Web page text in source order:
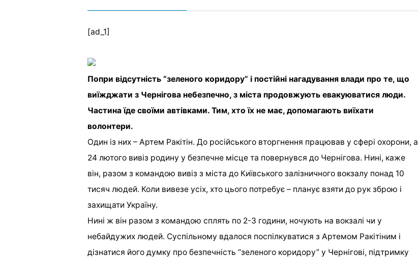
[ad_1]
Попри відсутність “зеленого коридору” і постійні нагадування влади про те, що
виїжджати з Чернігова небезпечно, з міста продовжують евакуюватися люди.
Частина їде своїми автівками. Тим, хто їх не має, допомагають виїхати
волонтери.
Один із них – Артем Ракітін. До російського вторгнення працював у сфері охорони, а
24 лютого вивіз родину у безпечне місце та повернувся до Чернігова. Нині, каже
він, разом з командою вивіз з міста до Київського залізничного вокзалу понад 10
тисяч людей. Коли вивезе усіх, хто цього потребує – планує взяти до рук зброю і
захищати Україну.
Нині ж він разом з командою сплять по 2-3 години, ночують на вокзалі чи у
небайдужих людей. Суспільному вдалося поспілкуватися з Артемом Ракітіним і
дізнатися його думку про безпечність “зеленого коридору” у Чернігові, підтримку